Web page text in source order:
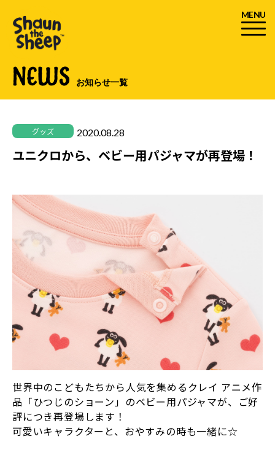
MENU
NEWS お知らせ一覧
グッズ 2020.08.28
ユニクロから、ベビー用パジャマが再登場！
世界中のこどもたちから人気を集めるクレイ アニメ作
品「ひつじのショーン」のベビー用パジャマが、ご好
評につき再登場します！
可愛いキャラクターと、おやすみの時も一緒に☆